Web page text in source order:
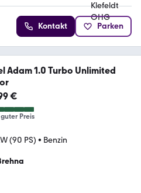
Kontakt Parken
Adam 1.0 Turbo Unlimited
€
Preis
(90 PS) • Benzin